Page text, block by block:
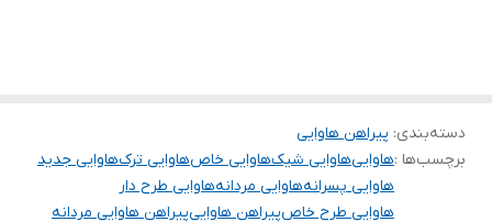
دسته‌بندی: پیراهن هاوایی
برچسب‌ها :هاواییهاوایی شیکهاوایی خاصهاوایی ترکهاوایی جدید
هاوایی پسرانههاوایی مردانههاوایی طرح دار
هاوایی طرح خاصپیراهن هاواییپیراهن هاوایی مردانه